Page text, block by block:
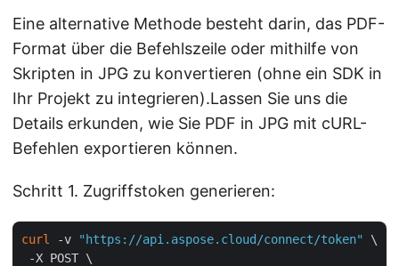
Eine alternative Methode besteht darin, das PDF-
Format über die Befehlszeile oder mithilfe von
Skripten in JPG zu konvertieren (ohne ein SDK in
Ihr Projekt zu integrieren).Lassen Sie uns die
Details erkunden, wie Sie PDF in JPG mit cURL-
Befehlen exportieren können.
Schritt 1. Zugriffstoken generieren:
curl -v "https://api.aspose.cloud/connect/token"
\
-X POST \